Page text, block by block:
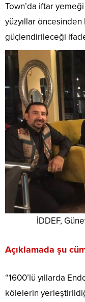
Town’da iftar
yüzyıllar
güçlendirileceği
İDDEF,
Açıklamada şu
“1600’lü yıllarda
kölelerin